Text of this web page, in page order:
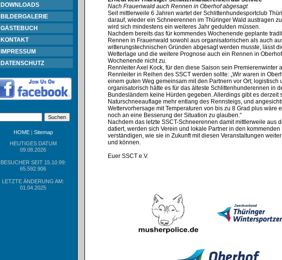
DOWNLOADS
BILDERGALERIE
GÄSTEBUCH
KONTAKT
IMPRESSUM
DATENSCHUTZ
HOME| Sitemap
HEUTIGES DATUM
09.08.2026
BESUCHER SEIT 15.10.99:
65.592.906
LETZTE ÄNDERUNG AM:
01.04.2025
Nach Frauenwald auch Rennen in Oberhof abgesagt
Seit mittlerweile 6 Jahren wartet der Schlittenhundesportclub
darauf, wieder ein Schneerennen im Thüringer Wald austragen
wird sich mindestens ein weiteres Jahr gedulden müssen.⁣
Nachdem bereits das für kommendes Wochenende geplante
Rennen in Frauenwald sowohl aus organisatorischen als auch
witterungstechnischen Gründen abgesagt werden musste, lässt
Wetterlage und die weitere Prognose auch ein Rennen in
Wochenende nicht zu.⁣
Rennleiter Axel Kock, für den diese Saison sein Premierenwinter
Rennleiter in Reihen des SSCT werden sollte: „Wir waren in
einem guten Weg gemeinsam mit den Partnern vor Ort; logistisch
organisatorisch hätte es für das älteste Schlittenhunderennen in
Bundesländern keine Hürden gegeben. Allerdings gibt es derzeit
Naturschneeauflage mehr entlang des Rennsteigs, und
Wettervorhersage mit Temperaturen von bis zu 8 Grad plus wäre
noch an eine Besserung der Situation zu glauben.“⁣
Nachdem das letzte SSCT-Schneerennen damit mittlerweile aus
datiert, werden sich Verein und lokale Partner in den
verständigen, wie sie in Zukunft mit diesen Veranstaltungen
und können.
Euer SSCT e.V.